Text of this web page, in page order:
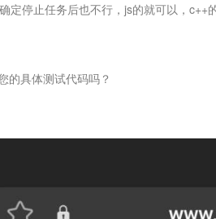
定停止任务后也不行，js的就可以，c++
的具体测试代码吗？